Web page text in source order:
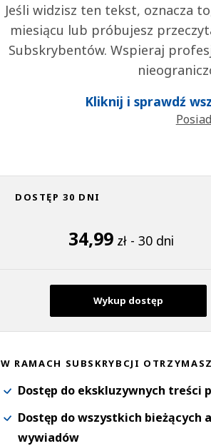
Jeśli widzisz ten tekst, oznacza
miesiącu lub próbujesz
Subskrybentów. Wspieraj
Kliknij i sprawdź
DOSTĘP 30 DNI
34,99 zł - 30 dni
Wykup dostęp
W RAMACH SUBSKRYBCJI
Dostęp do ekskluzywnych treści
Dostęp do wszystkich bieżących
wywiadów